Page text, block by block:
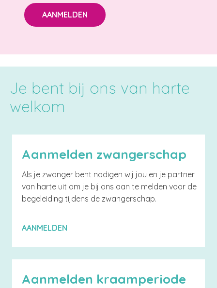
AANMELDEN
Je bent bij ons van harte
welkom
Aanmelden zwangerschap
Als je zwanger bent nodigen wij jou en je partner
van harte uit om je bij ons aan te melden voor de
begeleiding tijdens de zwangerschap.
AANMELDEN
Aanmelden kraamperiode